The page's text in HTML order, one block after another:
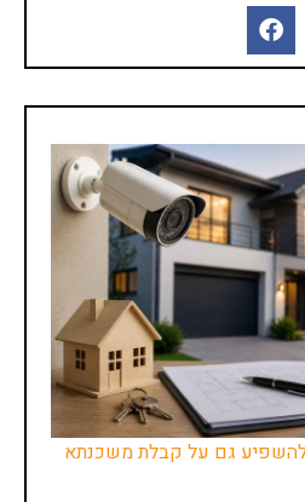
להשפיע גם על קבלת משכנתא